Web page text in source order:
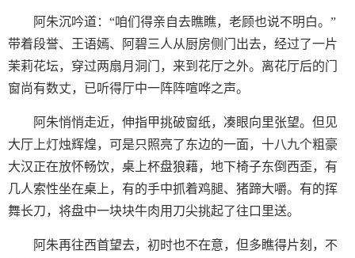
阿朱沉吟道：“咱们得亲自去瞧瞧，老顾也说不明白。”
带着段誉、王语嫣、阿碧三人从厨房侧门出去，经过了一片
茉莉花坛，穿过两扇月洞门，来到花厅之外。离花厅后的门
窗尚有数丈，已听得厅中一阵阵喧哗之声。
阿朱悄悄走近，伸指甲挑破窗纸，凑眼向里张望。但见
大厅上灯烛辉煌，可是只照亮了东边的一面，十八九个粗豪
大汉正在放怀畅饮，桌上杯盘狼藉，地下椅子东倒西歪，有
几人索性坐在桌上，有的手中抓着鸡腿、猪蹄大嚼。有的挥
舞长刀，将盘中一块块牛肉用刀尖挑起了往口里送。
阿朱再往西首望去，初时也不在意，但多瞧得片刻，不